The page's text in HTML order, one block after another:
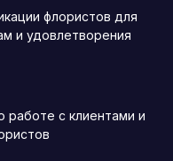
флористов для
и удовлетворения
работе с клиентами и